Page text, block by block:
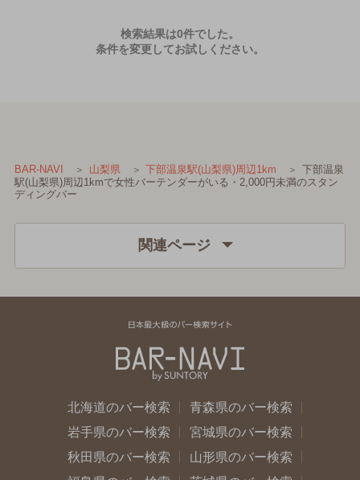
検索結果は0件でした。
条件を変更してお試しください。
BAR-NAVI 山梨県 下部温泉駅(山梨県)周辺1km
下部温泉
駅(山梨県)周辺1kmで女性バーテンダーがいる・2,000円未満のスタン
ディングバー
関連ページ
北海道のバー検索
青森県のバー検索
岩手県のバー検索
宮城県のバー検索
秋田県のバー検索
山形県のバー検索